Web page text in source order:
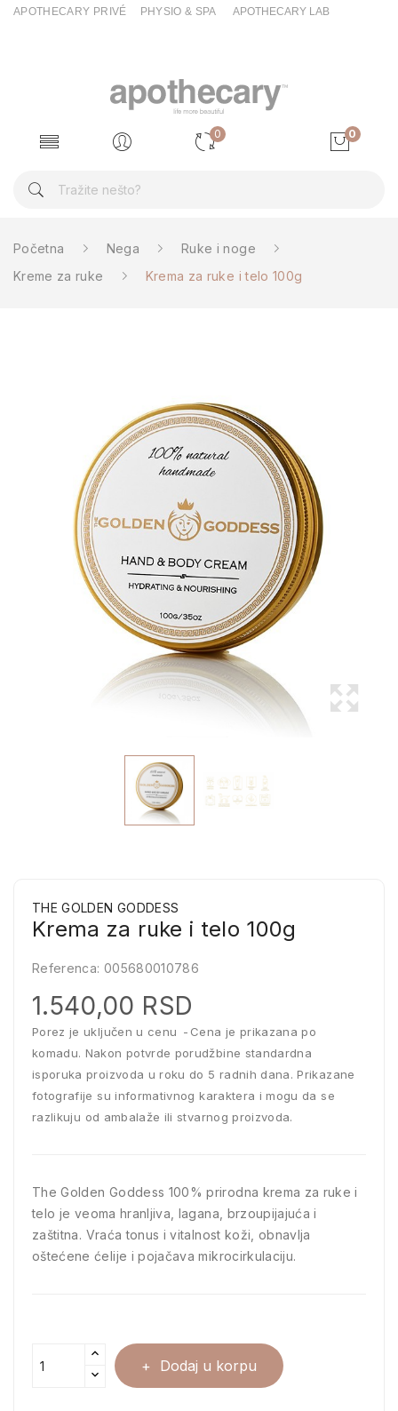
APOTHECARY PRIVÉ PHYSIO & SPA APOTHECARY LAB
0 0
Početna Nega
Ruke i noge
Kreme za ruke
Krema za ruke i telo 100g
THE GOLDEN GODDESS
Krema za ruke i telo 100g
Referenca: 005680010786
1.540,00 RSD
Porez je uključen u cenu
Cena je prikazana po
komadu. Nakon potvrde porudžbine standardna
isporuka proizvoda u roku do 5 radnih dana. Prikazane
fotografije su informativnog karaktera i mogu da se
razlikuju od ambalaže ili stvarnog proizvoda.
The Golden Goddess 100% prirodna krema za ruke i
telo je veoma hranljiva, lagana, brzoupijajuća i
zaštitna. Vraća tonus i vitalnost koži, obnavlja
oštećene ćelije i pojačava mikrocirkulaciju.
Dodaj u korpu